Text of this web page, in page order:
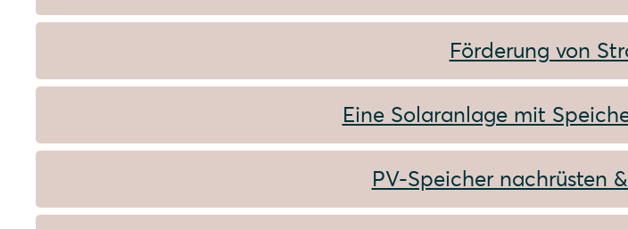
Förderung von
Eine Solaranlage mit
PV-Speicher nachrüsten